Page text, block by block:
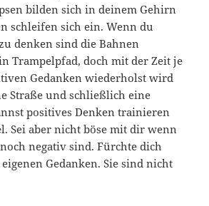
bilden sich in deinem Gehirn
schleifen sich ein. Wenn du
denken sind die Bahnen
Trampelpfad, doch mit der Zeit je
Gedanken wiederholst wird
Straße und schließlich eine
positives Denken trainieren
Sei aber nicht böse mit dir wenn
negativ sind. Fürchte dich
Gedanken. Sie sind nicht